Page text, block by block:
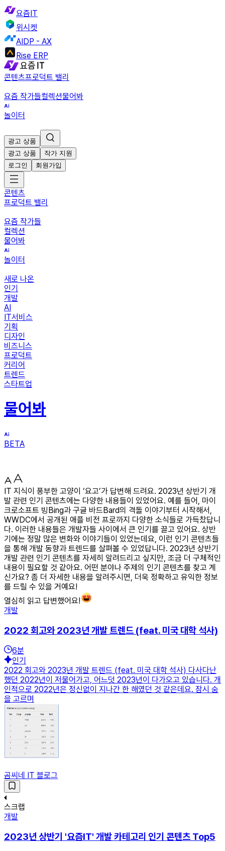
요즘IT
위시켓
AIDP - AX
Rise ERP
콘텐츠프로덕트 밸리
요즘 작가들컬렉션물어봐
놀이터
광고 상품
광고 상품
작가 지원
로그인
회원가입
콘텐츠
프로덕트 밸리
요즘 작가들
컬렉션
물어봐
놀이터
새로 나온
인기
개발
AI
IT서비스
기획
디자인
비즈니스
프로덕트
커리어
트렌드
스타트업
물어봐
BETA
IT 지식이 풍부한 고양이 ‘요고’가 답변해 드려요. 2023년 상반기 개
발 관련 인기 콘텐츠에는 다양한 내용들이 있었어요. 예를 들어, 마이
크로소프트 빙Bing과 구글 바드Bard의 격돌 이야기부터 시작해서,
WWDC에서 공개된 애플 비전 프로까지 다양한 소식들로 가득찼답니
다. 이러한 내용들은 개발자들 사이에서 큰 인기를 끌고 있어요. 상반
기에는 정말 많은 변화와 이야기들이 있었는데요, 이런 인기 콘텐츠들
을 통해 개발 동향과 트렌드를 살펴볼 수 있었답니다. 2023년 상반기
개발 관련 인기 콘텐츠를 자세히 알려드리고 싶지만, 조금 더 구체적인
내용이 필요할 것 같아요. 어떤 분야나 주제의 인기 콘텐츠를 찾고 계
신가요? 좀 더 자세한 내용을 알려주시면, 더욱 정확하고 유익한 정보
를 드릴 수 있을 거예요!
열심히 읽고 답변했어요!
개발
2022 회고와 2023년 개발 트렌드 (feat. 미국 대학 석사)
6분
인기
2022 회고와 2023년 개발 트렌드 (feat. 미국 대학 석사) 다사다난
했던 2022년이 저물어가고, 어느덧 2023년이 다가오고 있습니다. 개
인적으로 2022년은 정신없이 지나간 한 해였던 것 같은데요. 잠시 숨
을 고르며
곰씨네 IT 블로그
스크랩
개발
2023년 상반기 '요즘IT' 개발 카테고리 인기 콘텐츠 Top5